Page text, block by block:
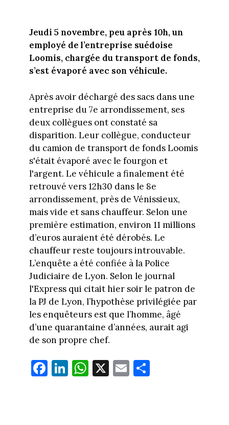
Jeudi 5 novembre, peu après 10h, un
employé de l’entreprise suédoise
Loomis, chargée du transport de fonds,
s’est évaporé avec son véhicule.
Après avoir déchargé des sacs dans une
entreprise du 7e arrondissement, ses
deux collègues ont constaté sa
disparition. Leur collègue, conducteur
du camion de transport de fonds Loomis
s'était évaporé avec le fourgon et
l'argent. Le véhicule a finalement été
retrouvé vers 12h30 dans le 8e
arrondissement, près de Vénissieux,
mais vide et sans chauffeur. Selon une
première estimation, environ 11 millions
d’euros auraient été dérobés. Le
chauffeur reste toujours introuvable.
L’enquête a été confiée à la Police
Judiciaire de Lyon. Selon le journal
l'Express qui citait hier soir le patron de
la PJ de Lyon, l’hypothèse privilégiée par
les enquêteurs est que l’homme, âgé
d’une quarantaine d’années, aurait agi
de son propre chef.
Fa
ce
Li
nk
W
ha
X E
m
Pa
rt